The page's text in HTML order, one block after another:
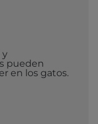
y
pueden
en los gatos.